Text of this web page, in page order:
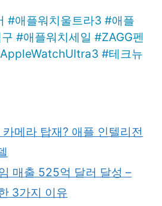
#애플워치울트라3 #애플
#애플워치세일 #ZAGG펜
AppleWatchUltra3 #테크뉴
메라 탑재? 애플 인텔리전
매출 525억 달러 달성 –
3가지 이유